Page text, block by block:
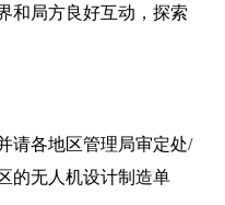
和局方良好互动，探索
请各地区管理局审定处/
的无人机设计制造单